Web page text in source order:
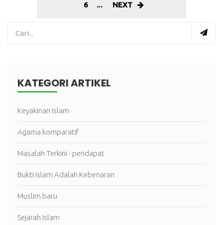
6
... NEXT
KATEGORI ARTIKEL
Keyakinan Islam
Agama komparatif
Masalah Terkini - pendapat
Bukti Islam Adalah Kebenaran
Muslim baru
Sejarah Islam